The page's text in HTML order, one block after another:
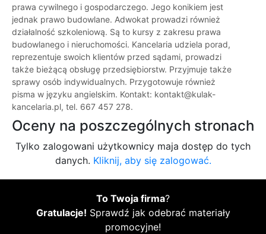
prawa cywilnego i gospodarczego. Jego konikiem jest
jednak prawo budowlane. Adwokat prowadzi również
działalność szkoleniową. Są to kursy z zakresu prawa
budowlanego i nieruchomości. Kancelaria udziela porad,
reprezentuje swoich klientów przed sądami, prowadzi
także bieżącą obsługę przedsiębiorstw. Przyjmuje także
sprawy osób indywidualnych. Przygotowuje również
pisma w języku angielskim. Kontakt: kontakt@kulak-
kancelaria.pl, tel. 667 457 278.
Oceny na poszczególnych stronach
Tylko zalogowani użytkownicy maja dostęp do tych
danych. Kliknij, aby się zalogować.
To Twoja firma?
Gratulacje! Sprawdź jak odebrać materiały
promocyjne!